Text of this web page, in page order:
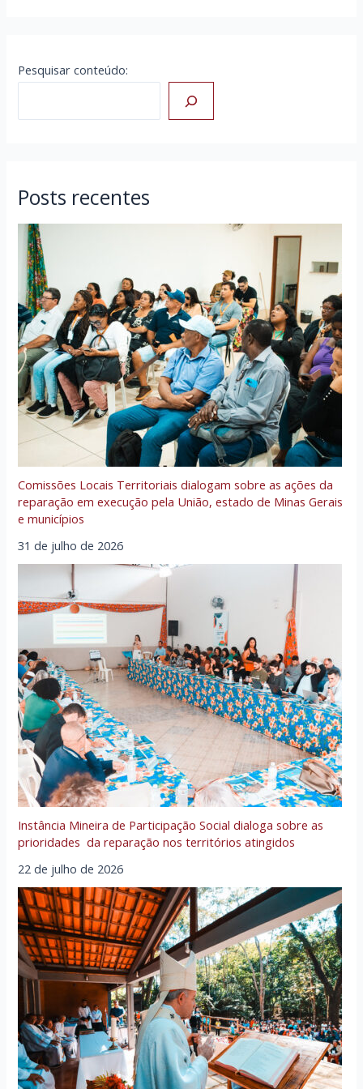
Pesquisar conteúdo:
Posts recentes
Comissões Locais Territoriais dialogam sobre as ações da
reparação em execução pela União, estado de Minas Gerais
e municípios
31 de julho de 2026
Instância Mineira de Participação Social dialoga sobre as
prioridades da reparação nos territórios atingidos
22 de julho de 2026